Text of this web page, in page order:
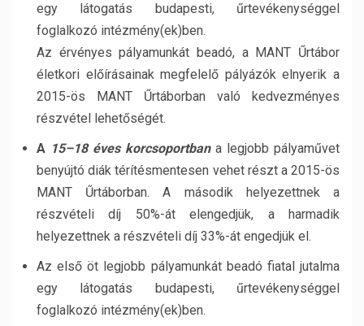
egy látogatás budapesti, űrtevékenységgel
foglalkozó intézmény(ek)ben.
Az érvényes pályamunkát beadó, a MANT Űrtábor
életkori előírásainak megfelelő pályázók elnyerik a
2015-ös MANT Űrtáborban való kedvezményes
részvétel lehetőségét.
A 15–18 éves korcsoportbana legjobb pályaművet
benyújtó diák térítésmentesen vehet részt a 2015-ös
MANT Űrtáborban. A második helyezettnek a
részvételi díj 50%-át elengedjük, a harmadik
helyezettnek a részvételi díj 33%-át engedjük el.
Az első öt legjobb pályamunkát beadó fiatal jutalma
egy látogatás budapesti, űrtevékenységgel
foglalkozó intézmény(ek)ben.